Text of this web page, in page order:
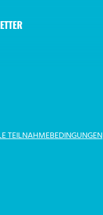
TEILNAHMEBEDINGUNGEN